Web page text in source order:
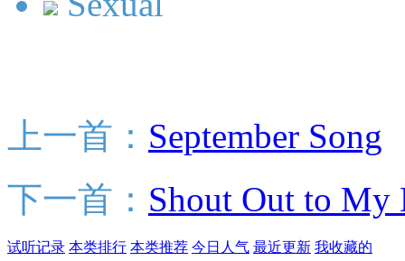
上一首： September Song
下一首： Shout Out to My
试听记录 本类排行 本类推荐 今日人气 最近更新 我收藏的